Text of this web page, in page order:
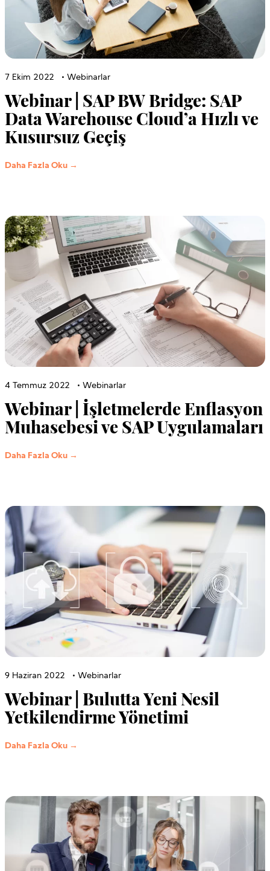
7 Ekim 2022 • Webinarlar
Webinar | SAP BW Bridge: SAP
Data Warehouse Cloud’a Hızlı ve
Kusursuz Geçiş
Daha Fazla Oku →
4 Temmuz 2022 • Webinarlar
Webinar | İşletmelerde Enflasyon
Muhasebesi ve SAP Uygulamaları
Daha Fazla Oku →
9 Haziran 2022 • Webinarlar
Webinar | Bulutta Yeni Nesil
Yetkilendirme Yönetimi
Daha Fazla Oku →